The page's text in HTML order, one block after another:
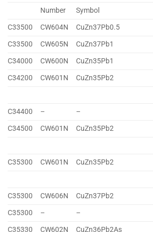
Number Symbol
C33500
CW604N CuZn37Pb0.5
C33500
CW605N CuZn37Pb1
C34000
CW600N CuZn35Pb1
C34200
CW601N CuZn35Pb2
C34400 – –
C34500
CW601N CuZn35Pb2
C35300 CW601N CuZn35Pb2
C35300 CW606N CuZn37Pb2
C35300
– –
C35330
CW602N CuZn36Pb2As